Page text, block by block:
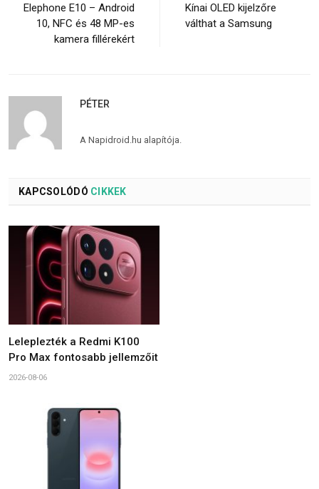
Elephone E10 – Android
10, NFC és 48 MP-es
kamera fillérekért
Kínai OLED kijelzőre
válthat a Samsung
PÉTER
A Napidroid.hu alapítója.
KAPCSOLÓDÓ CIKKEK
Leleplezték a Redmi K100
Pro Max fontosabb jellemzőit
2026-08-06